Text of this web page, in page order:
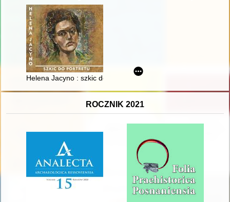
Helena Jacyno : szkic do portretu
ROCZNIK 2021